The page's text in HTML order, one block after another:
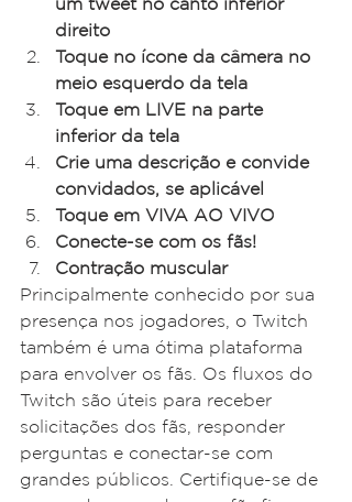
direito
Toque no ícone da câmera no
meio esquerdo da tela
Toque em LIVE na parte
inferior da tela
Crie uma descrição e convide
convidados, se aplicável
Toque em VIVA AO VIVO
Conecte-se com os fãs!
Contração muscular
Principalmente conhecido por sua
presença nos jogadores, o Twitch
também é uma ótima plataforma
para envolver os fãs. Os fluxos do
Twitch são úteis para receber
solicitações dos fãs, responder
perguntas e conectar-se com
grandes públicos. Certifique-se de